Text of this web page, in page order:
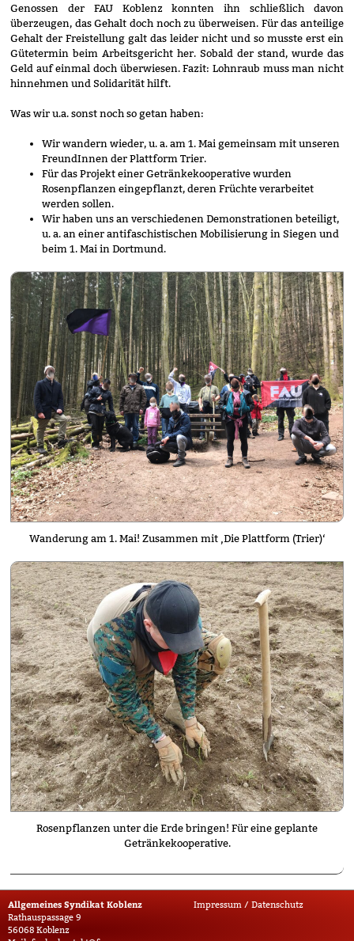
Genossen der FAU Koblenz konnten ihn schließlich davon
überzeugen, das Gehalt doch noch zu überweisen. Für das anteilige
Gehalt der Freistellung galt das leider nicht und so musste erst ein
Gütetermin beim Arbeitsgericht her. Sobald der stand, wurde das
Geld auf einmal doch überwiesen. Fazit: Lohnraub muss man nicht
hinnehmen und Solidarität hilft.
Was wir u.a. sonst noch so getan haben:
Wir wandern wieder, u. a. am 1. Mai gemeinsam mit unseren
FreundInnen der Plattform Trier.
Für das Projekt einer Getränkekooperative wurden
Rosenpflanzen eingepflanzt, deren Früchte verarbeitet
werden sollen.
Wir haben uns an verschiedenen Demonstrationen beteiligt,
u. a. an einer antifaschistischen Mobilisierung in Siegen und
beim 1. Mai in Dortmund.
Wanderung am 1. Mai! Zusammen mit ‚Die Plattform (Trier)‘
Rosenpflanzen unter die Erde bringen! Für eine geplante
Getränkekooperative.
Allgemeines Syndikat Koblenz
Impressum / Datenschutz
Rathauspassage 9
56068 Koblenz